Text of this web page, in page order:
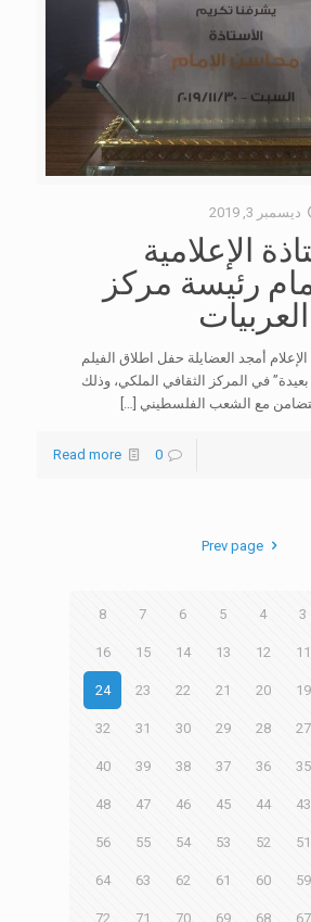
ديسمبر 3, 2019
الإعلامية
رئيسة مركز
أمجد العضايلة حفل اطلاق الفيلم
في المركز الثقافي الملكي، وذلك
مع الشعب الفلسطيني […]
0
Read more
Prev page
3
4
5
6
7
8
11
12
13
14
15
16
19
20
21
22
23
24
27
28
29
30
31
32
35
36
37
38
39
40
43
44
45
46
47
48
51
52
53
54
55
56
59
60
61
62
63
64
67
68
69
70
71
72